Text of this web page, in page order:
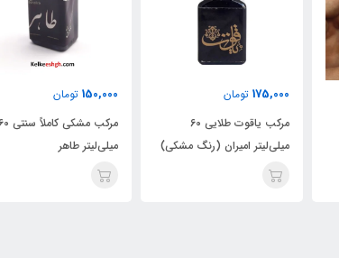
150,000 تومان
میلی‌لیتر طاهر
170,000
125,000
مرکب استادی سینا -
(Black)